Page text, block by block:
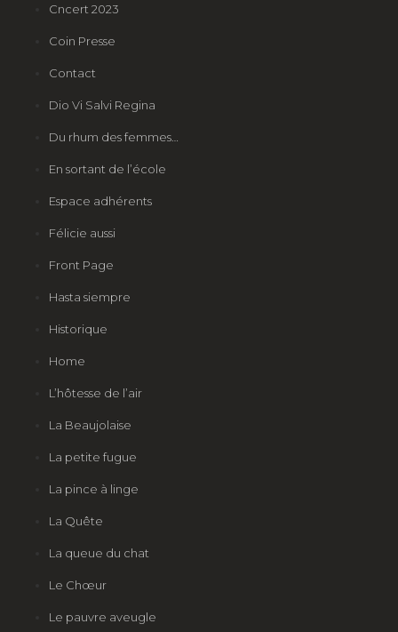
Cncert 2023
Coin Presse
Contact
Dio Vi Salvi Regina
Du rhum des femmes…
En sortant de l’école
Espace adhérents
Félicie aussi
Front Page
Hasta siempre
Historique
Home
L’hôtesse de l’air
La Beaujolaise
La petite fugue
La pince à linge
La Quête
La queue du chat
Le Chœur
Le pauvre aveugle